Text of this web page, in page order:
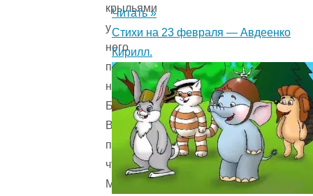
крыльями
у
него
под
носом.
Братец
Волк
подумал,
что
Матушка
Читать »
Стихи на 23 февраля — Авдеенко
Кирилл.